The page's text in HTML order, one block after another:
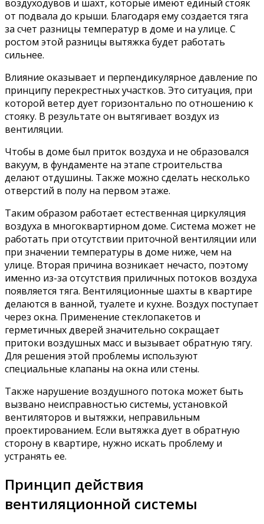
воздуходувов и шахт, которые имеют единый стояк
от подвала до крыши. Благодаря ему создается тяга
за счет разницы температур в доме и на улице. С
ростом этой разницы вытяжка будет работать
сильнее.
Влияние оказывает и перпендикулярное давление по
принципу перекрестных участков. Это ситуация, при
которой ветер дует горизонтально по отношению к
стояку. В результате он вытягивает воздух из
вентиляции.
Чтобы в доме был приток воздуха и не образовался
вакуум, в фундаменте на этапе строительства
делают отдушины. Также можно сделать несколько
отверстий в полу на первом этаже.
Таким образом работает естественная циркуляция
воздуха в многоквартирном доме. Система может не
работать при отсутствии приточной вентиляции или
при значении температуры в доме ниже, чем на
улице. Вторая причина возникает нечасто, поэтому
именно из-за отсутствия приличных потоков воздуха
появляется тяга. Вентиляционные шахты в квартире
делаются в ванной, туалете и кухне. Воздух поступает
через окна. Применение стеклопакетов и
герметичных дверей значительно сокращает
притоки воздушных масс и вызывает обратную тягу.
Для решения этой проблемы используют
специальные клапаны на окна или стены.
Также нарушение воздушного потока может быть
вызвано неисправностью системы, установкой
вентиляторов и вытяжки, неправильным
проектированием. Если вытяжка дует в обратную
сторону в квартире, нужно искать проблему и
устранять ее.
Принцип действия
вентиляционной системы